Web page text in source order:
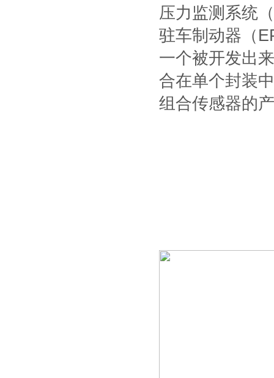
压力监测系统
驻车制动器（
一个被开发出
合在单个封装
组合传感器的